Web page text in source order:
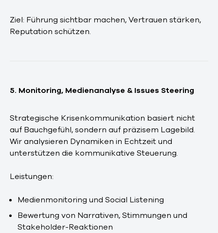
Ziel: Führung sichtbar machen, Vertrauen stärken,
Reputation schützen.
5. Monitoring, Medienanalyse & Issues Steering
Strategische Krisenkommunikation basiert nicht
auf Bauchgefühl, sondern auf präzisem Lagebild.
Wir analysieren Dynamiken in Echtzeit und
unterstützen die kommunikative Steuerung.
Leistungen:
Medienmonitoring und Social Listening
Bewertung von Narrativen, Stimmungen und
Stakeholder-Reaktionen